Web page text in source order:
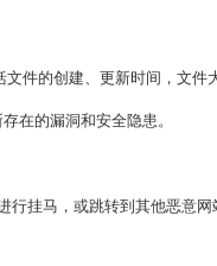
件的创建、更新时间，文件
在的漏洞和安全隐患。
挂马，或跳转到其他恶意